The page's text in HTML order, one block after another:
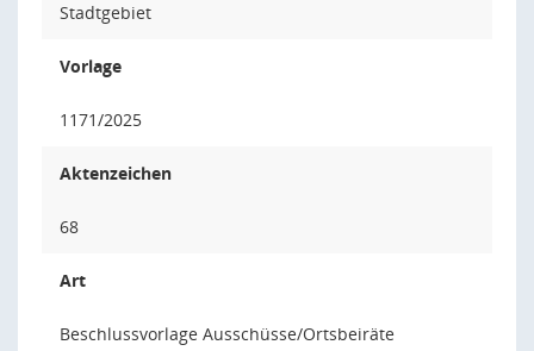
Stadtgebiet
Vorlage
1171/2025
Aktenzeichen
68
Art
Beschlussvorlage Ausschüsse/Ortsbeiräte